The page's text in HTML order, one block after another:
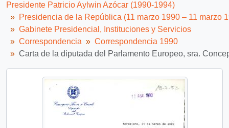
Presidente Patricio Aylwin Azócar (1990-1994)
Presidencia de la República (11 marzo 1990 – 11 marzo
Gabinete Presidencial, Instituciones y Servicios
Correspondencia
Correspondencia 1990
Carta de la diputada del Parlamento Europeo, sra.